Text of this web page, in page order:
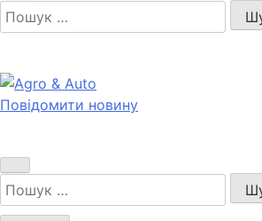
Пошук:
Agro & Auto
Новини агротеху та логістики
Повідомити новину
Пошук: